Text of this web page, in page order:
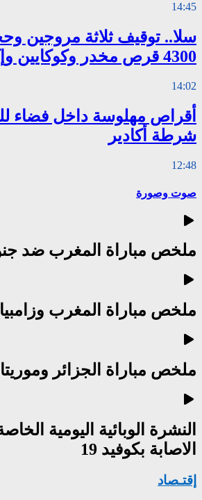
14:45
سلا.. توقيف ثلاثة مروجين
4300 قرص مخدر وكوكايين وإكستازي
14:02
أقراص مهلوسة داخل فضاء
شرطة أكادير
12:48
صوت وصورة
ملخص مباراة المغرب ضد
ملخص مباراة المغرب وزامبيا
ملخص مباراة الجزائر
النشرة الوبائية اليومية
الاصابة بكوفيد 19
إقتـصاد